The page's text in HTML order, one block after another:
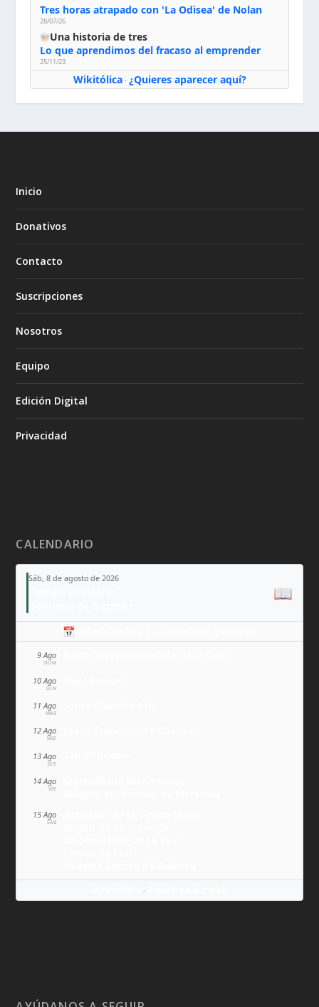
Tres horas atrapado con 'La Odisea' de Nolan
28/07/26
Una historia de tres
Lo que aprendimos del fracaso al emprender
25/11/23
Wikitólica· ¿Quieres aparecer aquí?
Inicio
Donativos
Contacto
Suscripciones
Nosotros
Equipo
Edición Digital
Privacidad
CALENDARIO
Sáb, 8 de agosto de 2026
📖
📅 Añade todo a tu calendario personal
9 Ago
DOM
10 Ago
LUN
11 Ago
MAR
12 Ago
MIÉ
13 Ago
JUE
14 Ago
VIE
15 Ago
SÁB
·